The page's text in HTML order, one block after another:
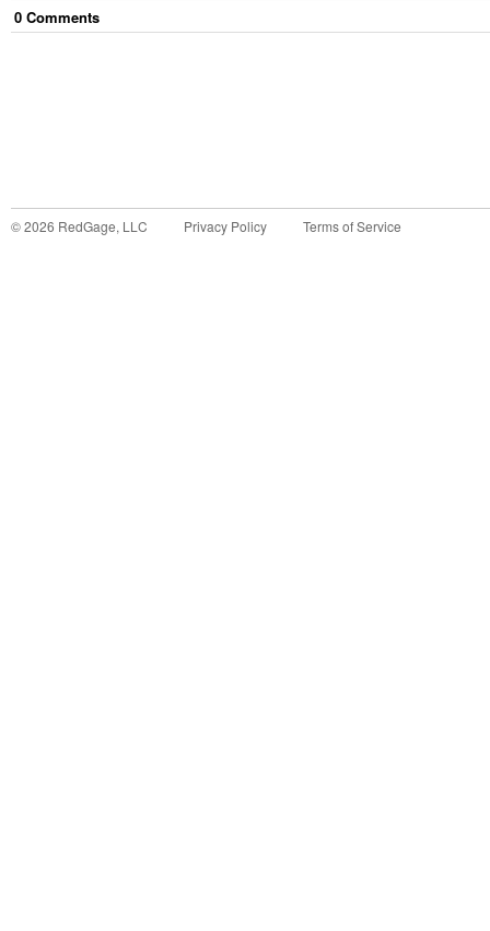
0 Comments
©2026 RedGage, LLC Privacy Policy Terms of Service